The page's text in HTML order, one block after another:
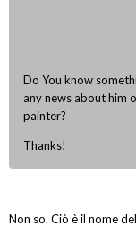
Do You know
any news about him
painter?
Thanks!
Non so. Ciò è il nome